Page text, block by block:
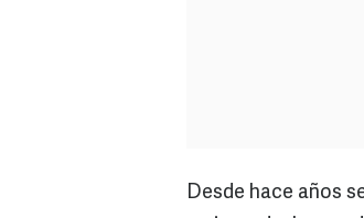
Desde hace años